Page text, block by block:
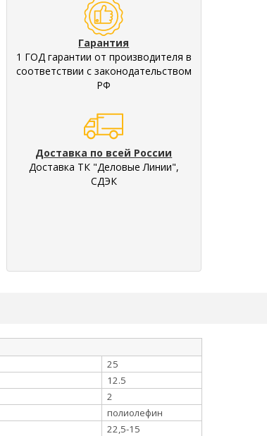
Гарантия
1 ГОД гарантии от производителя в
соответствии с законодательством
РФ
Доставка по всей России
Доставка ТК "Деловые Линии",
СДЭК
25
12.5
2
полиолефин
22,5-15